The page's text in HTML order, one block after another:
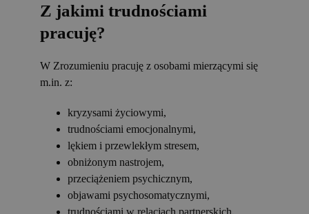
Z jakimi trudnościami
pracuję?
W Zrozumieniu pracuję z osobami mierzącymi się
m.in. z:
kryzysami życiowymi,
trudnościami emocjonalnymi,
lękiem i przewlekłym stresem,
obniżonym nastrojem,
przeciążeniem psychicznym,
objawami psychosomatycznymi,
trudnościami w relacjach partnerskich,